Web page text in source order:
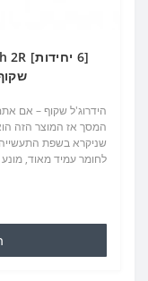
הידרוג'ל שקוף – אם
המסך אז המוצר הזה
לחומר עמיד מאוד,